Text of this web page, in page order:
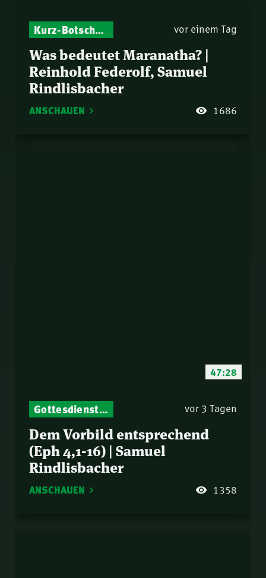
Kurz-Botschaften – Biblische Impulse mit Zukunft im Blick vor einem Tag
Was bedeutet Maranatha? |
Reinhold Federolf, Samuel
Rindlisbacher
ANSCHAUEN 1686
47:28
Gottesdienst-Botschaften – Jeden Sonntag neu: Aktuelle Predigten vom Mitternachtsruf vor 3 Tagen
Dem Vorbild entsprechend
(Eph 4,1-16) | Samuel
Rindlisbacher
ANSCHAUEN 1358